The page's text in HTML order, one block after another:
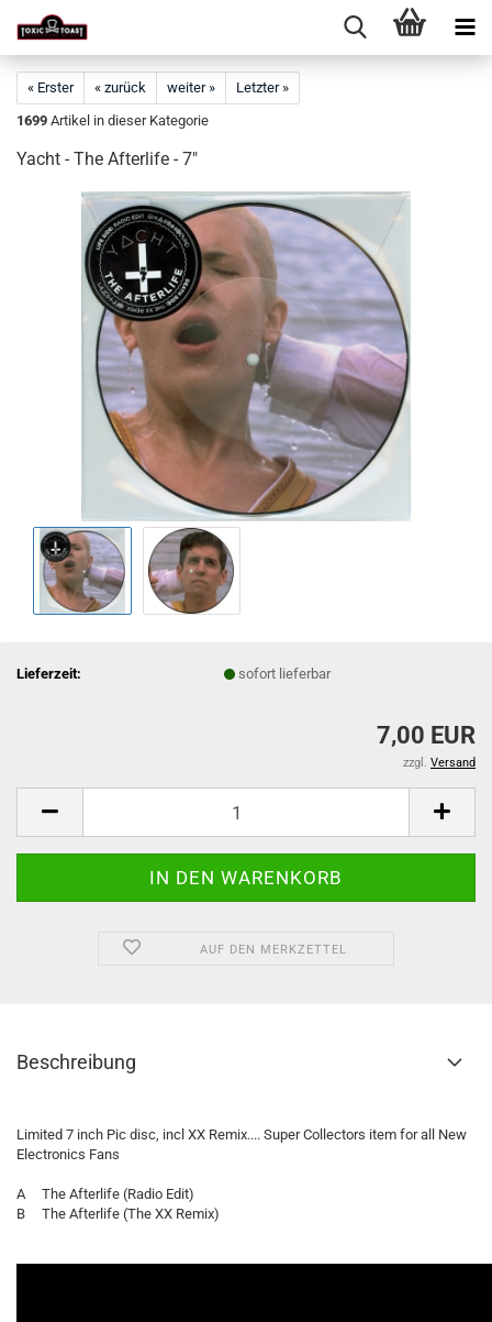
« Erster « zurück weiter »
Letzter »
1699 Artikel in dieser Kategorie
Yacht - The Afterlife - 7"
Lieferzeit: sofort lieferbar
7,00 EUR
zzgl. Versand
AUF DEN MERKZETTEL
Beschreibung
Limited 7 inch Pic disc, incl XX Remix.... Super Collectors item for all New
Electronics Fans
A The Afterlife (Radio Edit)
B The Afterlife (The XX Remix)